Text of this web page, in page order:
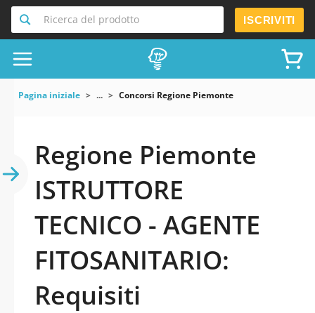
Ricerca del prodotto ISCRIVITI
Pagina iniziale ... Concorsi Regione Piemonte
Regione Piemonte
ISTRUTTORE
TECNICO - AGENTE
FITOSANITARIO:
Requisiti